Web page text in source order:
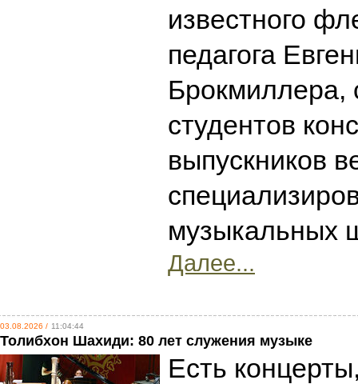
известного
педагога
Брокмиллера,
студентов
выпускников
музыкальных
Далее...
03.08.2026 / 11:04:44
Толибхон Шахиди: 80 лет служения музыке
Есть